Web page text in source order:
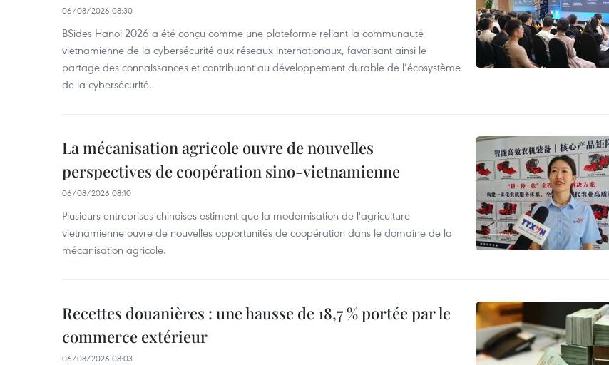
06/08/2026 08:30
BSides Hanoi 2026 a été conçu comme une plateforme reliant la communauté
vietnamienne de la cybersécurité aux réseaux internationaux, favorisant ainsi le
partage des connaissances et contribuant au développement durable de l’écosystème
de la cybersécurité.
La mécanisation agricole ouvre de nouvelles
perspectives de coopération sino-vietnamienne
06/08/2026 08:10
Plusieurs entreprises chinoises estiment que la modernisation de l'agriculture
vietnamienne ouvre de nouvelles opportunités de coopération dans le domaine de la
mécanisation agricole.
Recettes douanières : une hausse de 18,7 % portée par le
commerce extérieur
06/08/2026 08:03